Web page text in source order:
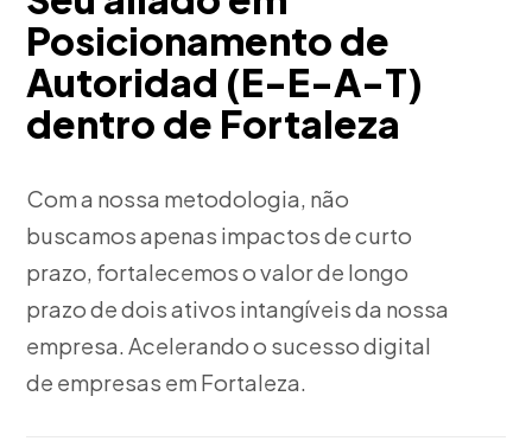
Posicionamento de
Autoridad (E-E-A-T)
dentro de Fortaleza
Com a nossa metodologia, não
buscamos apenas impactos de curto
prazo, fortalecemos o valor de longo
prazo de dois ativos intangíveis da nossa
empresa. Acelerando o sucesso digital
de empresas em Fortaleza.